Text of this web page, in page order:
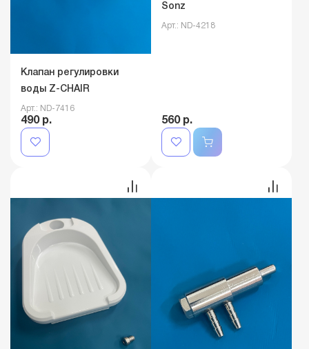
Клапан регулировки
воды Z-CHAIR
Арт.: ND-7416
490 р.
Sonz
Арт.: ND-4218
560 р.